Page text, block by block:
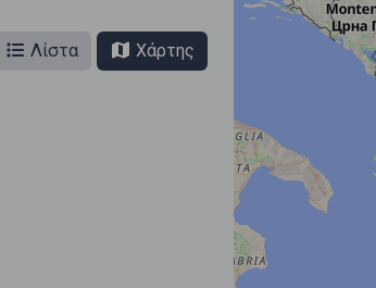
Λίστα Χάρτης